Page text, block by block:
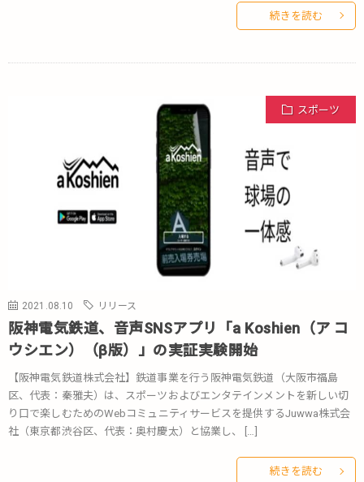
続きを読む
スポーツ
2021.08.10 リリース
阪神電気鉄道、音声SNSアプリ「a Koshien（ア コ
ウシエン）（β版）」の実証実験開始
【阪神電気鉄道株式会社】鉄道事業を行う阪神電気鉄道（大阪市福島
区、代表：秦雅夫）は、スポーツおよびエンタテインメントを新しい切
り口で楽しむためのWebコミュニティサービスを提供するJuwwa株式会
社（東京都渋谷区、代表：奥村慶太）と協業し、 […]
続きを読む